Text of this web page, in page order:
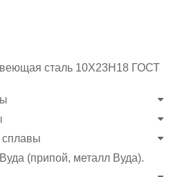
сталь 10Х23Н18 ГОСТ
сплавы
(припой, металл Вуда).